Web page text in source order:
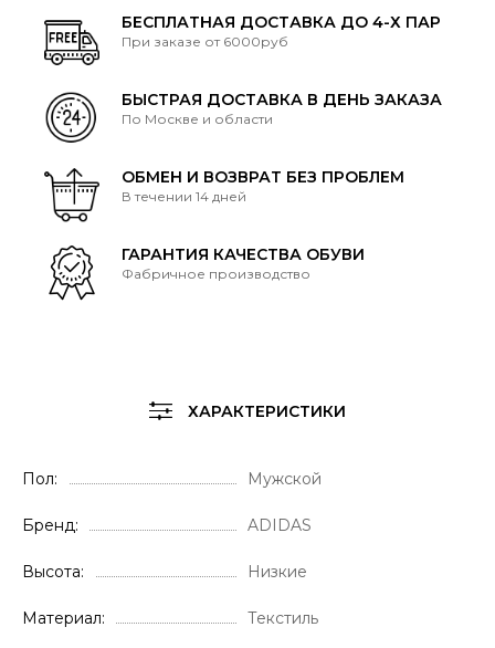
БЕСПЛАТНАЯ ДОСТАВКА ДО 4-Х ПАР
При заказе от 6000руб
БЫСТРАЯ ДОСТАВКА В ДЕНЬ ЗАКАЗА
По Москве и области
ОБМЕН И ВОЗВРАТ БЕЗ ПРОБЛЕМ
В течении 14 дней
ГАРАНТИЯ КАЧЕСТВА ОБУВИ
Фабричное производство
ХАРАКТЕРИСТИКИ
Пол Мужской
Бренд ADIDAS
Высота Низкие
Материал Текстиль